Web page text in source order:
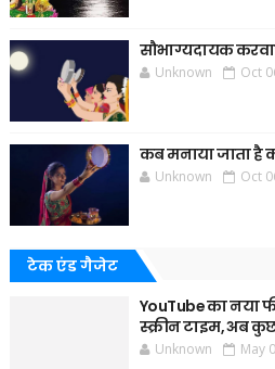
सौभाग्यदायक
Unknown Oct
कब मनाया जाता है
Unknown Oct
टेक एंड गैजेट
YouTube का नया
स्क्रीन टाइम, अब
Unknown May